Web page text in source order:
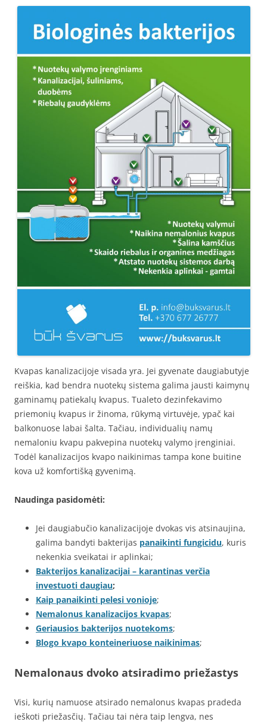
Kvapas kanalizacijoje visada yra. Jei gyvenate daugiabutyje
reiškia, kad bendra nuotekų sistema galima jausti kaimynų
gaminamų patiekalų kvapus. Tualeto dezinfekavimo
priemonių kvapus ir žinoma, rūkymą virtuvėje, ypač kai
balkonuose labai šalta. Tačiau, individualių namų
nemaloniu kvapu pakvepina nuotekų valymo įrenginiai.
Todėl kanalizacijos kvapo naikinimas tampa kone buitine
kova už komfortišką gyvenimą.
Naudinga pasidomėti:
Jei daugiabučio kanalizacijoje dvokas vis atsinaujina,
galima bandyti bakterijas panaikinti fungicidu, kuris
nekenkia sveikatai ir aplinkai;
Bakterijos kanalizacijai – karantinas verčia
investuoti daugiau;
Kaip panaikinti pelesi vonioje;
Nemalonus kanalizacijos kvapas;
Geriausios bakterijos nuotekoms;
Blogo kvapo konteineriuose naikinimas;
Nemalonaus dvoko atsiradimo priežastys
Visi, kurių namuose atsirado nemalonus kvapas pradeda
ieškoti priežasčių. Tačiau tai nėra taip lengva, nes